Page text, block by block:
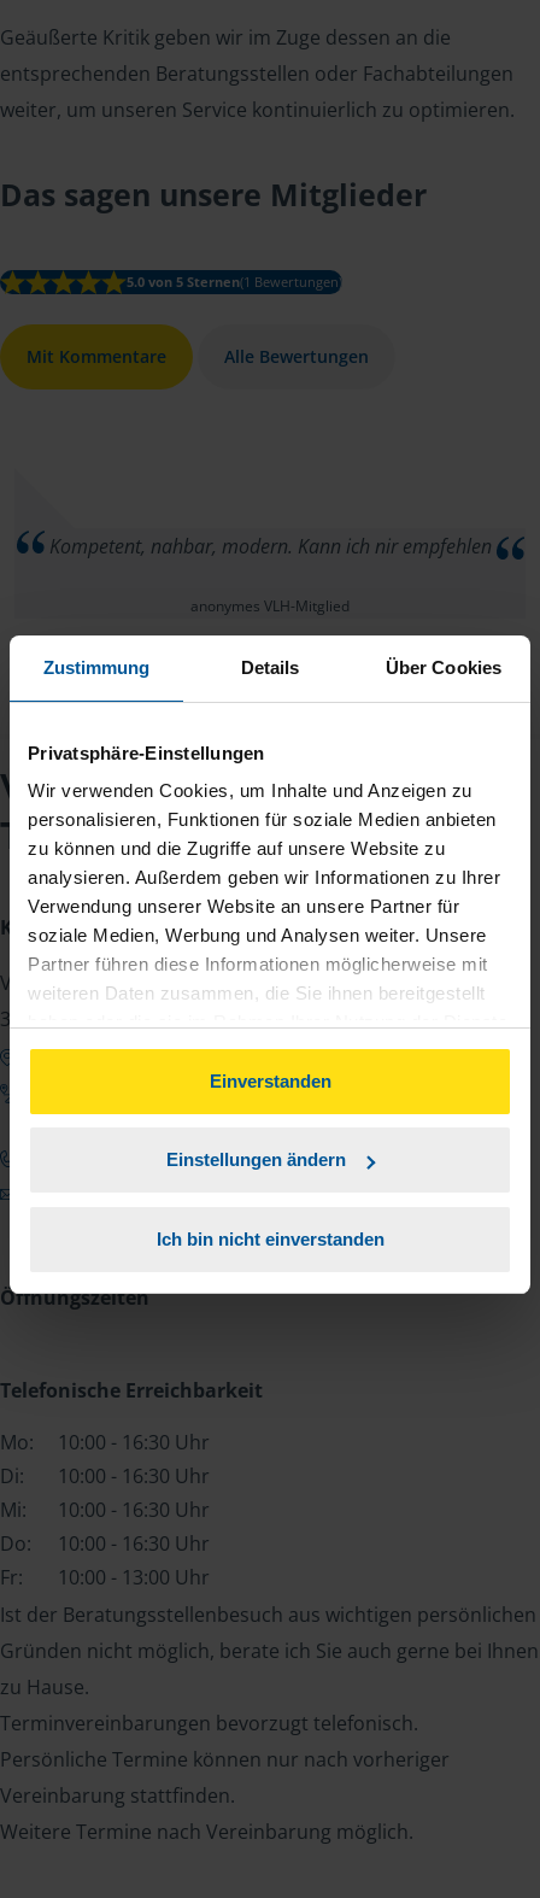
Zustimmung Details Über Cookies
Privatsphäre-Einstellungen
Wir verwenden Cookies, um Inhalte und Anzeigen zu
personalisieren, Funktionen für soziale Medien anbieten
zu können und die Zugriffe auf unsere Website zu
analysieren. Außerdem geben wir Informationen zu Ihrer
Verwendung unserer Website an unsere Partner für
soziale Medien, Werbung und Analysen weiter. Unsere
Partner führen diese Informationen möglicherweise mit
weiteren Daten zusammen, die Sie ihnen bereitgestellt
gesammelt haben. Indem Sie auf Einverstanden klicken,
können Sie der Verwendung von Cookies, gemäß
unserer
Einverstanden
Einstellungen ändern
Ich bin nicht einverstanden
Geäußerte Kritik geben wir im Zuge dessen an die
entsprechenden Beratungsstellen oder Fachabteilungen
weiter, um unseren Service kontinuierlich zu optimieren.
Das sagen unsere Mitglieder
5.0 von 5 Sternen(1 Bewertungen)
Mit Kommentare Alle Bewertungen
Kompetent, nahbar, modern. Kann ich nir empfehlen
anonymes VLH-Mitglied
VLH-Beratungsstelle
Tobias Fliegner
Kontakt
Valdorfer Str. 121
32602 Vlotho
Google Maps zeigen
Öffnungszeiten
Telefonische Erreichbarkeit
Mo:
10:00 - 16:30 Uhr
Di:
10:00 - 16:30 Uhr
Mi:
10:00 - 16:30 Uhr
Do:
10:00 - 16:30 Uhr
Fr:
10:00 - 13:00 Uhr
Ist der Beratungsstellenbesuch aus wichtigen persönlichen
Gründen nicht möglich, berate ich Sie auch gerne bei Ihnen
zu Hause.
Terminvereinbarungen bevorzugt telefonisch.
Persönliche Termine können nur nach vorheriger
Vereinbarung stattfinden.
Weitere Termine nach Vereinbarung möglich.